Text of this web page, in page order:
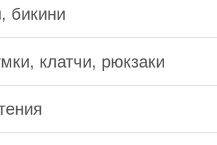
бикини
клатчи, рюкзаки